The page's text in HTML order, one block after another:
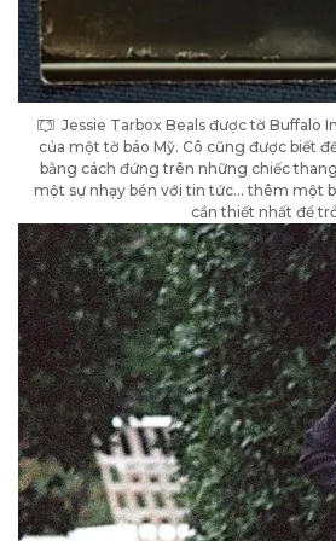
Jessie Tarbox Beals được tờ Buffalo
của một tờ báo Mỹ. Cô cũng được biết
bằng cách đứng trên những chiếc
một sự nhạy bén với tin tức… thêm một
cần thiết nhất để